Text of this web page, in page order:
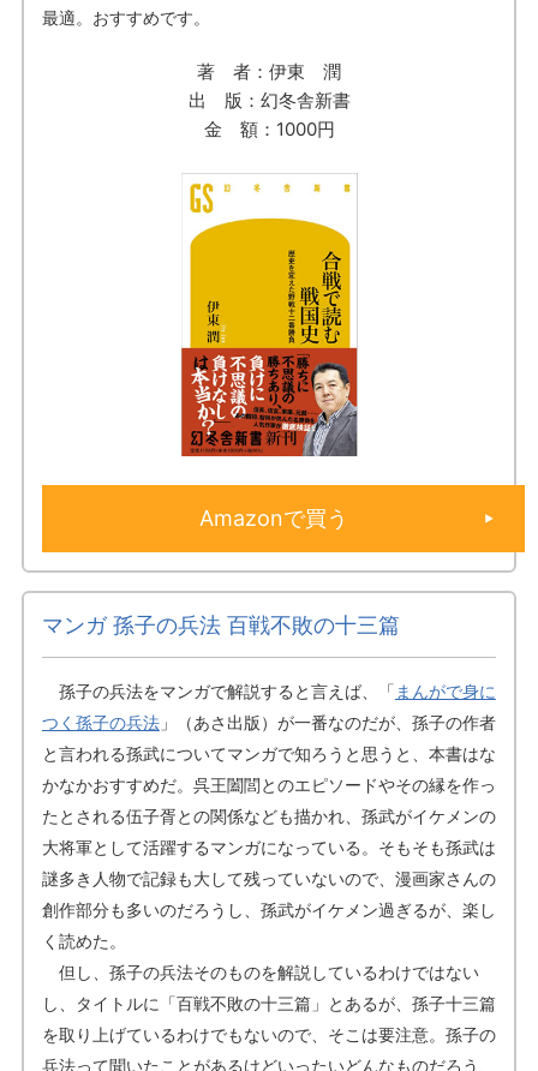
最適。おすすめです。
著 者：伊東 潤
出 版：幻冬舎新書
金 額：1000円
Amazonで買う
マンガ 孫子の兵法 百戦不敗の十三篇
孫子の兵法をマンガで解説すると言えば、「 まんがで身に
つく孫子の兵法」（あさ出版）が一番なのだが、孫子の作者
と言われる孫武についてマンガで知ろうと思うと、本書はな
かなかおすすめだ。呉王闔閭とのエピソードやその縁を作っ
たとされる伍子胥との関係なども描かれ、孫武がイケメンの
大将軍として活躍するマンガになっている。そもそも孫武は
謎多き人物で記録も大して残っていないので、漫画家さんの
創作部分も多いのだろうし、孫武がイケメン過ぎるが、楽し
く読めた。
但し、孫子の兵法そのものを解説しているわけではない
し、タイトルに「百戦不敗の十三篇」とあるが、孫子十三篇
を取り上げているわけでもないので、そこは要注意。孫子の
兵法って聞いたことがあるけどいったいどんなものだろう、